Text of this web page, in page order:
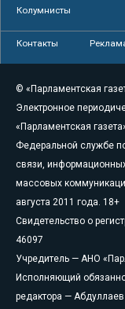
Колумнисты
Контакты
© «Парламентская
Электронное
«Парламентская
Федеральной службе
связи,
массовых
августа 2011 года. 18+
Свидетельство о
46097
Учредитель — АНО
Исполняющий
редактора —